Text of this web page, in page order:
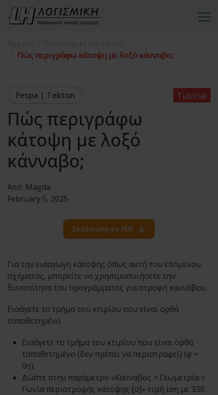
Πώς περιγράφω κάτοψη με λοξό κάνναβο;
Fespa | Tekton Tutorial
Πώς περιγράφω
κάτοψη με λοξό
κάνναβο;
Από: Magda
February 5, 2025
Εκτύπωση σε PDF
Για την εισαγωγή κάτοψης όπως αυτή του επόμενου
σχήματος, μπορείτε να χρησιμοποιήσετε την
δυνατότητα του προγράμματος για στροφή καννάβου.
Εισάγετε το τμήμα του κτιρίου που είναι ορθά
τοποθετημένο
Εισάγετε το τμήμα του κτιρίου που είναι ορθά
τοποθετημένο (δεν πρέπει να περιστραφεί) (φ =
0o).
Δώστε στην παράμετρο «Κάνναβος > Γεωμετρία >
Γωνία περιστροφής κάτοψης [o]» τιμή ίση με 330.